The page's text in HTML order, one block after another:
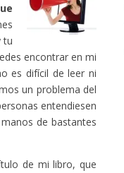
tu
encontrar en mi
es difícil de leer ni
un problema del
entendiesen
de bastantes
de mi libro, que